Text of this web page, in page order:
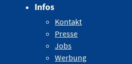
Infos
Kontakt
Presse
Jobs
Werbung